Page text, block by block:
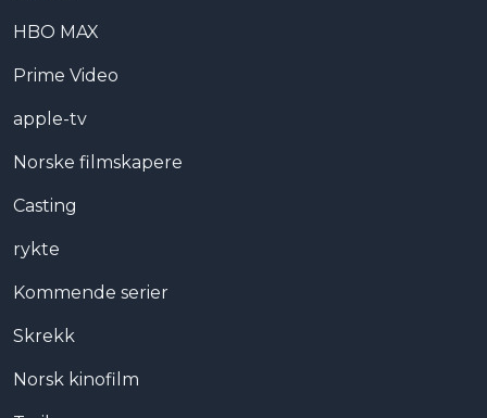
HBO MAX
Prime Video
apple-tv
Norske filmskapere
Casting
rykte
Kommende serier
Skrekk
Norsk kinofilm